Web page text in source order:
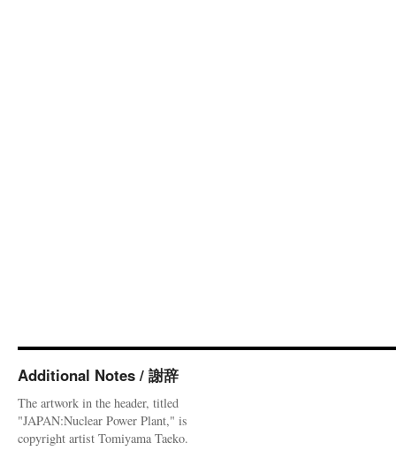
Additional Notes / 謝辞
The artwork in the header, titled
"JAPAN:Nuclear Power Plant," is
copyright artist Tomiyama Taeko.